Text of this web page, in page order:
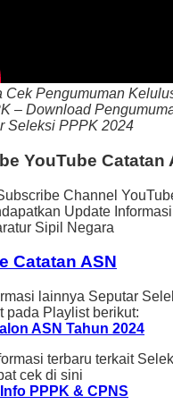
Cek Pengumuman
– Download
Seleksi PPPK 2024
YouTube Catatan
Channel
Update
Sipil Negara
Catatan ASN
lainnya Seputar
pada Playlist berikut:
ASN Tahun 2024
terbaru terkait
cek di sini
PPPK & CPNS